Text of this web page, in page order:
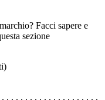
Facci sapere e
sezione
. . . . . . . . . . . . . . . . . . . .